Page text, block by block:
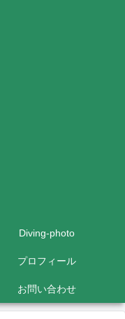
Diving-photo
プロフィール
お問い合わせ